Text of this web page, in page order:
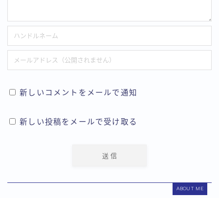
新しいコメントをメールで通知
新しい投稿をメールで受け取る
ABOUT ME